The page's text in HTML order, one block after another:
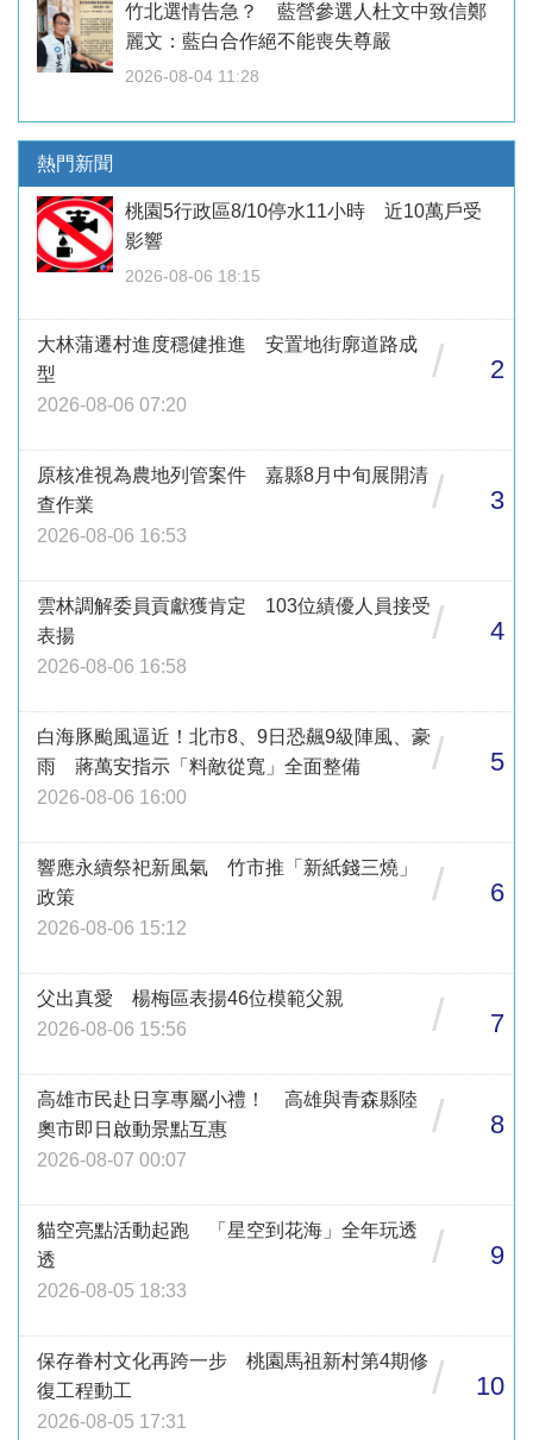
竹北選情告急？ 藍營參選人杜文中致信鄭
麗文：藍白合作絕不能喪失尊嚴
2026-08-04 11:28
熱門新聞
桃園5行政區8/10停水11小時 近10萬戶受
影響
2026-08-06 18:15
大林蒲遷村進度穩健推進 安置地街廓道路成
型
2026-08-06 07:20
/ 2
原核准視為農地列管案件 嘉縣8月中旬展開清
查作業
2026-08-06 16:53
/ 3
雲林調解委員貢獻獲肯定 103位績優人員接受
表揚
2026-08-06 16:58
/ 4
白海豚颱風逼近！北市8、9日恐飆9級陣風、豪
雨 蔣萬安指示「料敵從寬」全面整備
2026-08-06 16:00
/ 5
響應永續祭祀新風氣 竹市推「新紙錢三燒」
政策
2026-08-06 15:12
/ 6
父出真愛 楊梅區表揚46位模範父親
2026-08-06 15:56
/ 7
高雄市民赴日享專屬小禮！ 高雄與青森縣陸
奧市即日啟動景點互惠
2026-08-07 00:07
/ 8
貓空亮點活動起跑 「星空到花海」全年玩透
透
2026-08-05 18:33
/ 9
保存眷村文化再跨一步 桃園馬祖新村第4期修
復工程動工
2026-08-05 17:31
/ 10